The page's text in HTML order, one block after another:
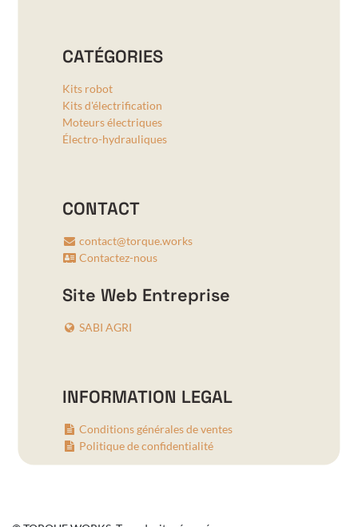
CATÉGORIES
Kits robot
Kits d'électrification
Moteurs électriques
Électro-hydrauliques
CONTACT
contact@torque.works
Contactez-nous
Site Web Entreprise
SABI AGRI
INFORMATION LEGAL
Conditions générales de ventes
Politique de confidentialité